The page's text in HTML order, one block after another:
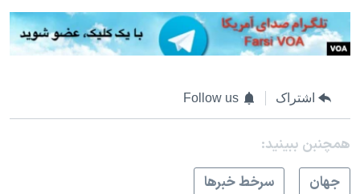
اشتراک Follow us
همچنبن ببینید:
جهان
سرخط خبرها